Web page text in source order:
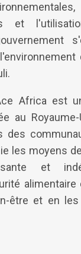
et
Africa est
au
des
les moyens
et
alimentaire
être et en